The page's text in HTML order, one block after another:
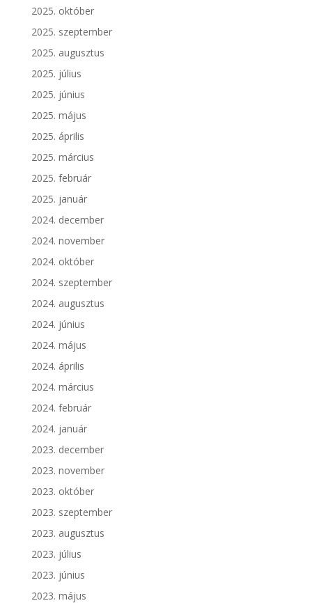
2025. október
2025. szeptember
2025. augusztus
2025. július
2025. június
2025. május
2025. április
2025. március
2025. február
2025. január
2024. december
2024. november
2024. október
2024. szeptember
2024. augusztus
2024. június
2024. május
2024. április
2024. március
2024. február
2024. január
2023. december
2023. november
2023. október
2023. szeptember
2023. augusztus
2023. július
2023. június
2023. május